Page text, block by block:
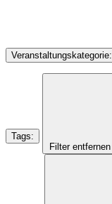
Veranstaltungskategorie:
Tags:
Filter entfernen